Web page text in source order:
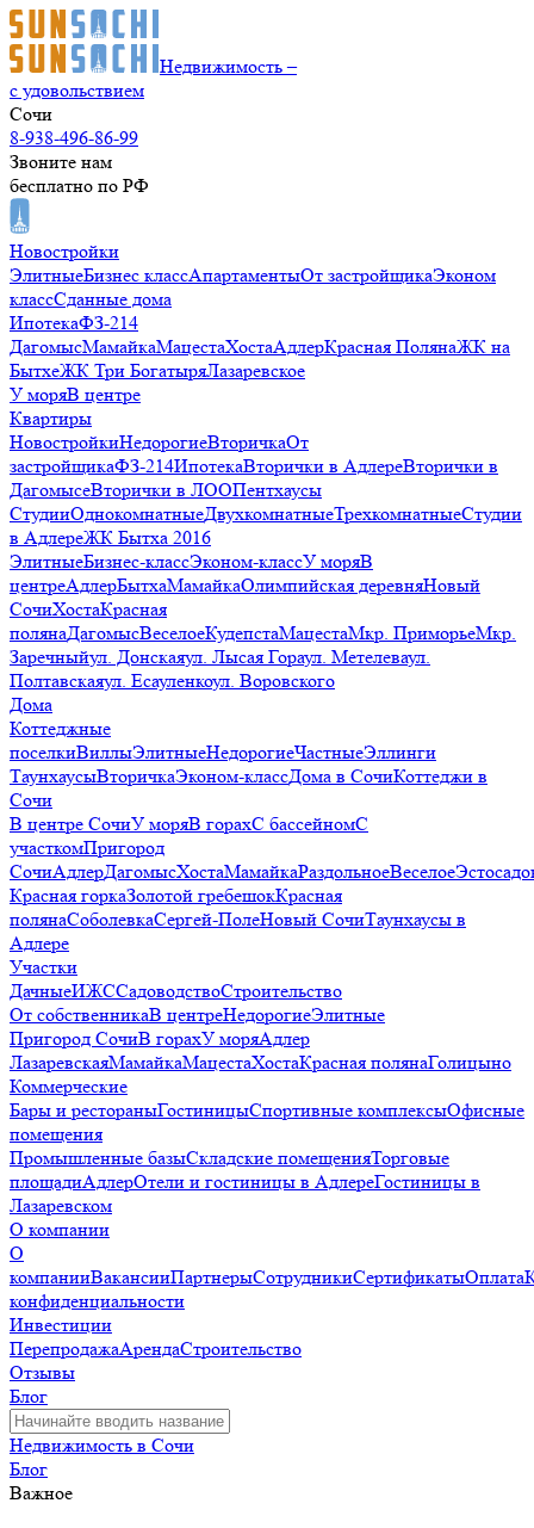
Недвижимость –
с удовольствием
Сочи
8-938-496-86-99
Звоните нам
бесплатно по РФ
Новостройки
ЭлитныеБизнес классАпартаментыОт застройщикаЭконом
классСданные дома
ИпотекаФЗ-214
ДагомысМамайкаМацестаХостаАдлерКрасная ПолянаЖК на
БытхеЖК Три БогатыряЛазаревское
У моряВ центре
Квартиры
НовостройкиНедорогиеВторичкаОт
застройщикаФЗ-214ИпотекаВторички в АдлереВторички в
ДагомысеВторички в ЛООПентхаусы
СтудииОднокомнатныеДвухкомнатныеТрехкомнатныеСтудии
в АдлереЖК Бытха 2016
ЭлитныеБизнес-классЭконом-классУ моряВ
центреАдлерБытхаМамайкаОлимпийская деревняНовый
СочиХостаКрасная
полянаДагомысВеселоеКудепстаМацестаМкр. ПриморьеМкр.
Заречныйул. Донскаяул. Лысая Гораул. Метелеваул.
Полтавскаяул. Есауленкоул. Воровского
Дома
Коттеджные
поселкиВиллыЭлитныеНедорогиеЧастныеЭллинги
ТаунхаусыВторичкаЭконом-классДома в СочиКоттеджи в
Сочи
В центре СочиУ моряВ горахС бассейномС
участкомПригород
СочиАдлерДагомысХостаМамайкаРаздольноеВеселое
Красная горкаЗолотой гребешокКрасная
полянаСоболевкаСергей-ПолеНовый СочиТаунхаусы в
Адлере
Участки
ДачныеИЖССадоводствоСтроительство
От собственникаВ центреНедорогиеЭлитные
Пригород СочиВ горахУ моряАдлер
ЛазаревскаяМамайкаМацестаХостаКрасная полянаГолицыно
Коммерческие
Бары и рестораныГостиницыСпортивные комплексыОфисные
помещения
Промышленные базыСкладские помещенияТорговые
площадиАдлерОтели и гостиницы в АдлереГостиницы в
Лазаревском
О компании
О
компанииВакансииПартнерыСотрудникиСертификатыОплата
конфиденциальности
Инвестиции
ПерепродажаАрендаСтроительство
Отзывы
Блог
Недвижимость в Сочи
Блог
Важное